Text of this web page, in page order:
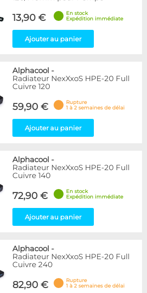
13,90 €
En stock
Expédition immédiate
Ajouter au panier
Alphacool -
Radiateur NexXxoS HPE-20 Full
Cuivre 120
59,90 €
Rupture
1 à 2 semaines de délai
Ajouter au panier
Alphacool -
Radiateur NexXxoS HPE-20 Full
Cuivre 140
72,90 €
En stock
Expédition immédiate
Ajouter au panier
Alphacool -
Radiateur NexXxoS HPE-20 Full
Cuivre 240
82,90 €
Rupture
1 à 2 semaines de délai